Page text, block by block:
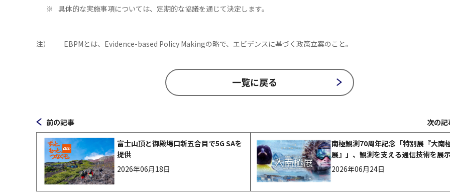
※ 具体的な実施事項については、定期的な協議を通じて決定します。
注） EBPMとは、Evidence-based Policy Makingの略で、エビデンスに基づく政策立案のこと。
一覧に戻る
前の記事
富士山頂と御殿場口新五合目で5G SAを
提供
2026年06月18日
次の記
南極観測70周年記念「特別展『大南
展』」、観測を支える通信技術を展
2026年06月24日